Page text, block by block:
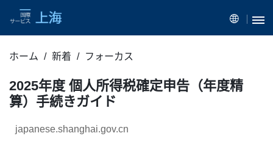
ホーム 新着 フォーカス
2025年度 個人所得税確定申告（年度精
算）手続きガイド
japanese.shanghai.gov.cn